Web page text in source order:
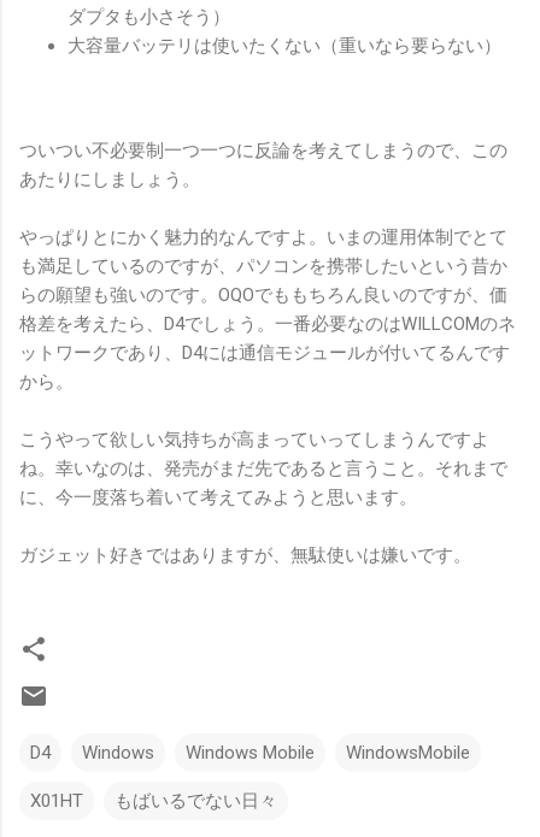
ダプタも小さそう）
大容量バッテリは使いたくない（重いなら要らない）
ついつい不必要制一つ一つに反論を考えてしまうので、この
あたりにしましょう。
やっぱりとにかく魅力的なんですよ。いまの運用体制でとて
も満足しているのですが、パソコンを携帯したいという昔か
らの願望も強いのです。OQOでももちろん良いのですが、価
格差を考えたら、D4でしょう。一番必要なのはWILLCOMのネ
ットワークであり、D4には通信モジュールが付いてるんです
から。
こうやって欲しい気持ちが高まっていってしまうんですよ
ね。幸いなのは、発売がまだ先であると言うこと。それまで
に、今一度落ち着いて考えてみようと思います。
ガジェット好きではありますが、無駄使いは嫌いです。
D4 Windows Windows Mobile WindowsMobile
X01HT もばいるでない日々